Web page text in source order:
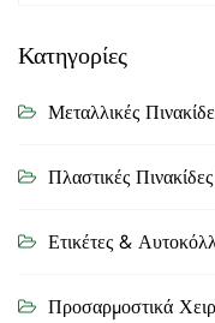
Κατηγορίες
Μεταλλικές
Πλαστικές
Ετικέτες &
Προσαρμοστικά